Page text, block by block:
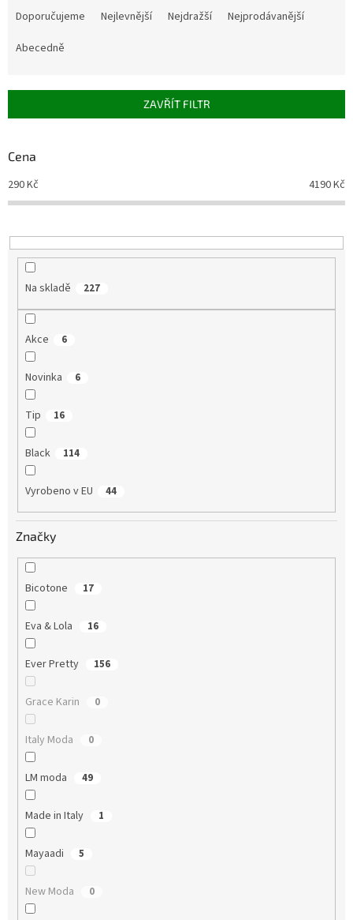
r
d
k
t
Doporučujeme Nejlevnější Nejdražší
Nejprodávanější
Abecedně
ZAVŘÍT FILTR
Cena
290Kč 4190Kč
Na skladě 227
Akce 6
Novinka 6
Tip 16
Black 114
Vyrobeno v EU 44
Značky
Bicotone 17
Eva & Lola 16
Ever Pretty 156
Grace Karin 0
Italy Moda 0
LM moda 49
Made in Italy 1
Mayaadi 5
New Moda 0